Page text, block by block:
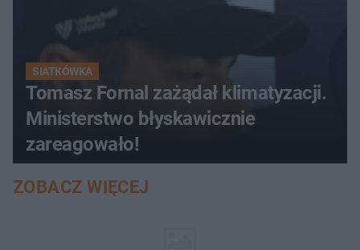
SIATKÓWKA
Tomasz Fornal zażądał klimatyzacji.
Ministerstwo błyskawicznie
zareagowało!
ZOBACZ WIĘCEJ